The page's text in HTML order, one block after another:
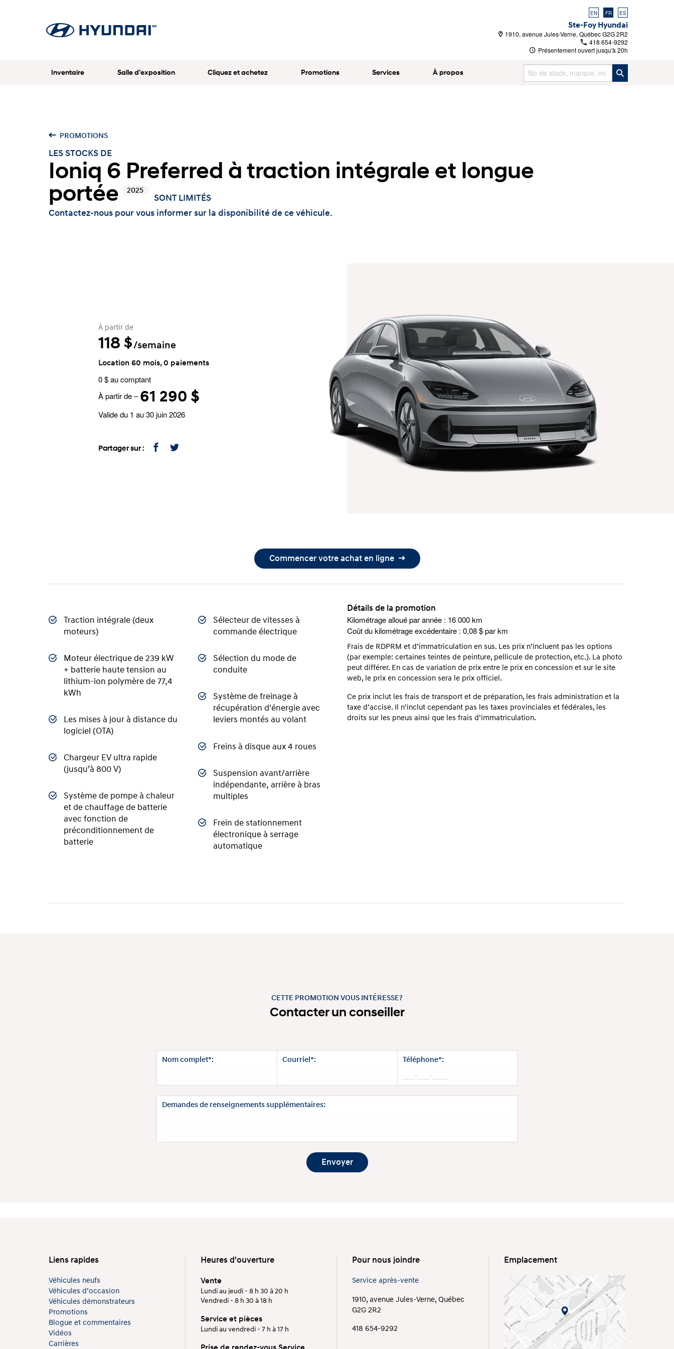
EN FR ES
Ste-Foy Hyundai
1910, avenue Jules-Verne, Québec G2G 2R2
418 654-9292
Présentement ouvert jusqu'à 20h
Inventaire Salle d’exposition Cliquez et achetez Promotions Services À propos
PROMOTIONS
LES STOCKS DE
Ioniq 6 Preferred à traction intégrale et longue
portée
2025
SONT LIMITÉS
Contactez-nous pour vous informer sur la disponibilité de ce véhicule.
À partir de
118$/semaine
Location 60 mois, 0 paiements
0 $ au comptant
À partir de –61 290 $
Valide du 1 au 30 juin 2026
Partager sur :
Commencer votre achat en ligne
Traction intégrale (deux
moteurs)
Moteur électrique de 239 kW
+ batterie haute tension au
lithium-ion polymère de 77,4
kWh
Les mises à jour à distance du
logiciel (OTA)
Chargeur EV ultra rapide
(jusqu’à 800 V)
Système de pompe à chaleur
et de chauffage de batterie
avec fonction de
préconditionnement de
batterie
Sélecteur de vitesses à
commande électrique
Sélection du mode de
conduite
Système de freinage à
récupération d'énergie avec
leviers montés au volant
Freins à disque aux 4 roues
Suspension avant/arrière
indépendante, arrière à bras
multiples
Frein de stationnement
électronique à serrage
automatique
Détails de la promotion
Kilométrage alloué par année : 16 000 km
Coût du kilométrage excédentaire : 0,08 $ par km
Frais de RDPRM et d’immatriculation en sus. Les prix n’incluent pas les options
(par exemple: certaines teintes de peinture, pellicule de protection, etc.). La photo
peut différer. En cas de variation de prix entre le prix en concession et sur le site
web, le prix en concession sera le prix officiel.
Ce prix inclut les frais de transport et de préparation, les frais administration et la
taxe d’accise. Il n’inclut cependant pas les taxes provinciales et fédérales, les
droits sur les pneus ainsi que les frais d’immatriculation.
CETTE PROMOTION VOUS INTÉRESSE?
Contacter un conseiller
Nom complet*: Courriel*: Téléphone*:
Demandes de renseignements supplémentaires:
Liens rapides
Véhicules neufs
Véhicules d’occasion
Véhicules démonstrateurs
Promotions
Blogue et commentaires
Vidéos
Carrières
Heures d'ouverture
Vente
Lundi au jeudi - 8 h 30 à 20 h
Vendredi - 8 h 30 à 18 h
Service et pièces
Lundi au vendredi - 7 h à 17 h
Pour nous joindre
Service après-vente
1910, avenue Jules-Verne, Québec
G2G 2R2
418 654-9292
Emplacement